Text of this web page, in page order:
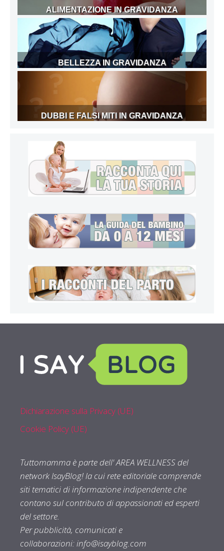
ALIMENTAZIONE IN GRAVIDANZA
BELLEZZA IN GRAVIDANZA
DUBBI E FALSI MITI IN GRAVIDANZA
Dichiarazione sulla Privacy (UE)
Cookie Policy (UE)
Tuttomamma è parte dell' AREA WELLNESS del
network IsayBlog! la cui rete editoriale comprende
siti tematici di informazione indipendente che
contano sul contributo di appassionati ed esperti
del settore.
Per pubblicità, comunicati e
collaborazioni:info@isayblog.com